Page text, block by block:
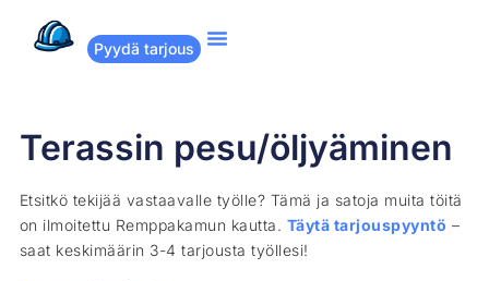
Pyydä tarjous
Terassin pesu/öljyäminen
Etsitkö tekijää vastaavalle työlle? Tämä ja satoja muita töitä
on ilmoitettu Remppakamun kautta. Täytä tarjouspyyntö –
saat keskimäärin 3-4 tarjousta työllesi!